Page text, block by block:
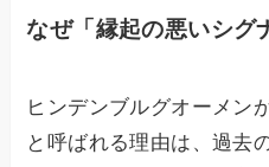
なぜ「縁起の悪いシグ
ヒンデンブルグオーメン
と呼ばれる理由は、過去